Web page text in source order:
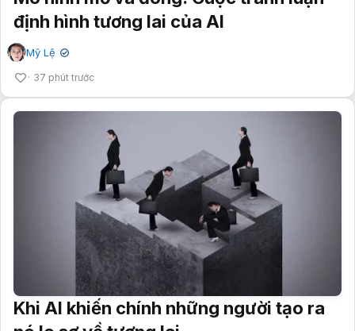
định hình tương lai của AI
Mỹ Lệ ✔
37 phút trước
Khi AI khiến chính những người tạo ra